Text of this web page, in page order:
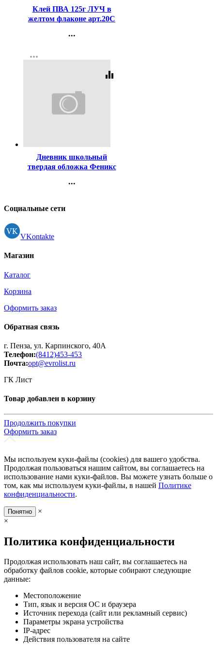
Клей ПВА 125г ЛУЧ в
желтом флаконе арт.20С
...
Регистрация
more_horiz
equalizer
Дневник школьный
твердая обложка Феникс
глянцевая ламинация
арт.72755
...
Регистрация
Социальные сети
VKontakte
Магазин
Каталог
Корзина
Оформить заказ
Обратная связь
г. Пенза, ул. Карпинского, 40А
Телефон:(8412)453-453
Почта:opt@evrolist.ru
ГК Лист
Товар добавлен в корзину
Продолжить покупки
Оформить заказ
Мы используем куки-файлы (cookies) для вашего удобства.
Продолжая пользоваться нашим сайтом, вы соглашаетесь на
использование нами куки-файлов. Вы можете узнать больше о
том, как мы используем куки-файлы, в нашей Политике
конфиденциальности.
Понятно
×
×
Политика конфиденциальности
Продолжая использовать наш сайт, вы соглашаетесь на
обработку файлов cookie, которые собирают следующие
данные:
Местоположение
Тип, язык и версия ОС и браузера
Источник перехода (сайт или рекламный сервис)
Параметры экрана устройства
IP-адрес
Действия пользователя на сайте